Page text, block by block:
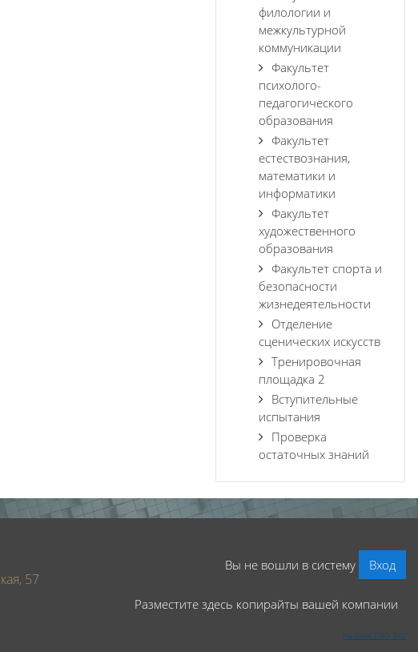
филологии и
межкультурной
коммуникации
Факультет
психолого-
педагогического
образования
Факультет
естествознания,
математики и
информатики
Факультет
художественного
образования
Факультет спорта и
безопасности
жизнедеятельности
Отделение
сценических искусств
Тренировочная
площадка 2
Вступительные
испытания
Проверка
остаточных знаний
57
Вы не вошли в систему Вход
Разместите здесь копирайты вашей компании
На базе СЭО 3KL